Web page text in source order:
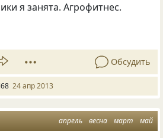
я занята. Агрофитнес.
Обсудить
24 апр 2013
апрель весна март май